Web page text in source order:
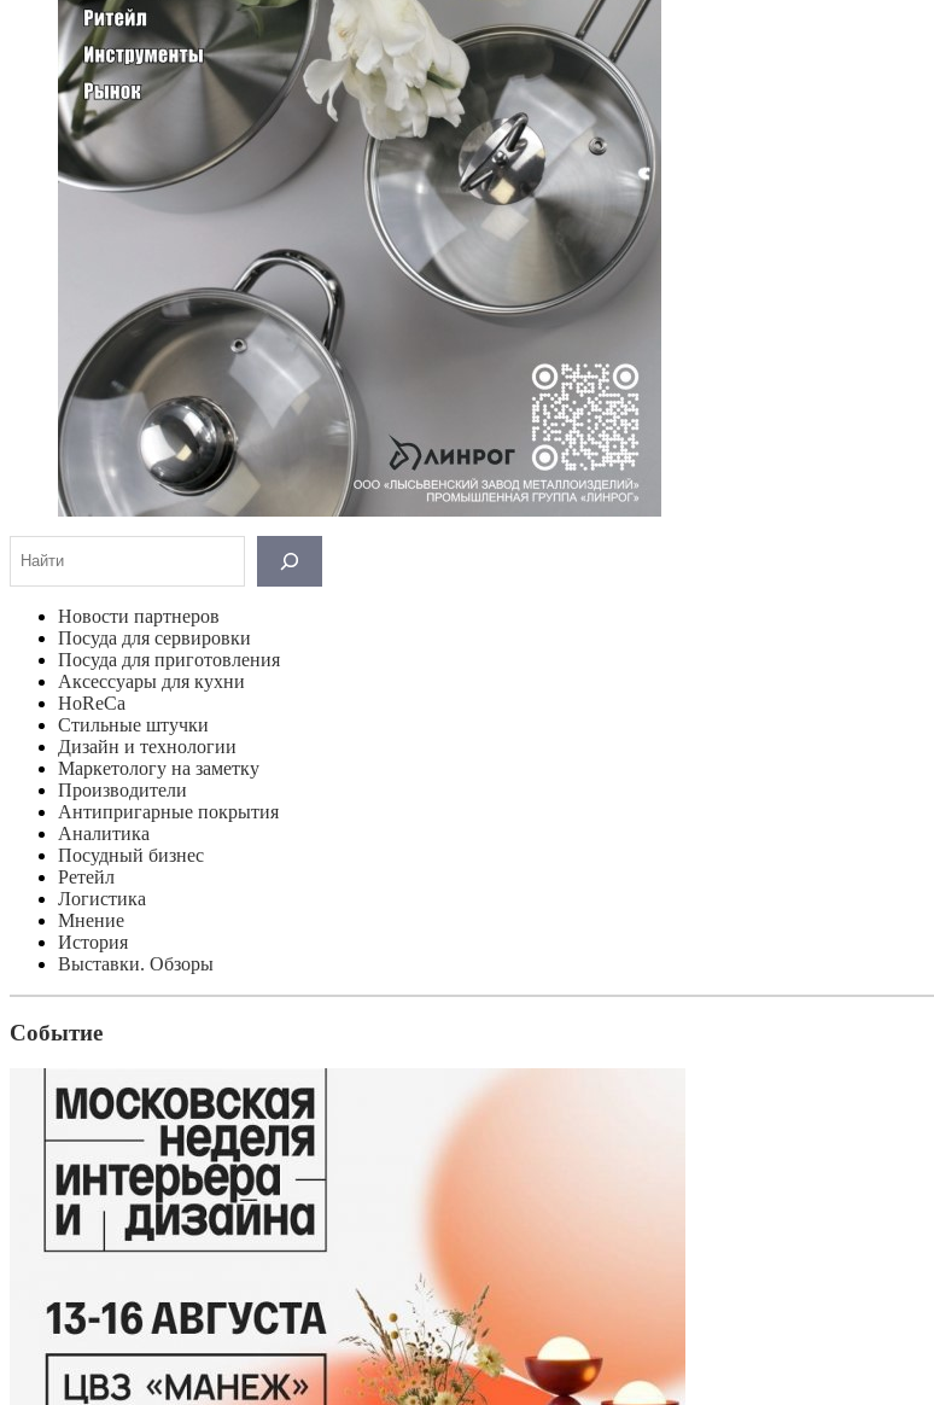
Новости партнеров
Посуда для сервировки
Посуда для приготовления
Аксессуары для кухни
HoReCa
Стильные штучки
Дизайн и технологии
Маркетологу на заметку
Производители
Антипригарные покрытия
Аналитика
Посудный бизнес
Ретейл
Логистика
Мнение
История
Выставки. Обзоры
Событие